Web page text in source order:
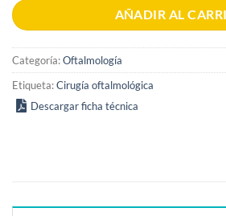
AÑADIR AL
Categoría:Oftalmología
Etiqueta:Cirugía oftalmológica
Descargar ficha técnica